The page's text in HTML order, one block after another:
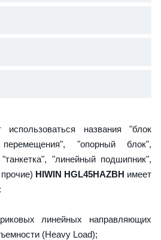
использоваться названия "блок
"опорный блок",
"линейный подшипник",
HIWIN HGL45HAZBH имеет
линейных направляющих
(Heavy Load);